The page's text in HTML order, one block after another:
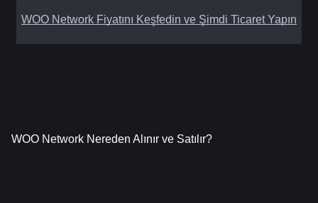
WOO Network Fiyatını Keşfedin ve Şimdi Ticaret Yapın
WOO Network Nereden Alınır ve Satılır?